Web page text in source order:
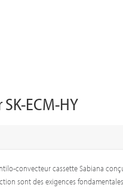
ECM-HY
convecteur cassette Sabiana
sont des exigences